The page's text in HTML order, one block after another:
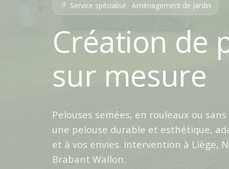
Service spécialisé · Aménagement de jardin
Création de
sur mesure
Pelouses semées, en rouleaux ou
une pelouse durable et esthétique,
et à vos envies. Intervention à Liège,
Brabant Wallon.